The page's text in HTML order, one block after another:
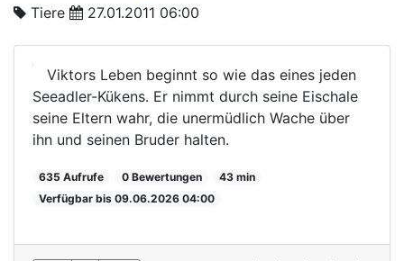
Tiere 27.01.2011 06:00
Viktors Leben beginnt so wie das eines jeden
Seeadler-Kükens. Er nimmt durch seine Eischale
seine Eltern wahr, die unermüdlich Wache über
ihn und seinen Bruder halten.
635 Aufrufe 0 Bewertungen
43 min
Verfügbar bis 09.06.2026 04:00